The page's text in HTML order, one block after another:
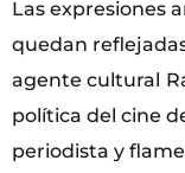
Las expresiones
quedan
agente cultural
política del cine
periodista y